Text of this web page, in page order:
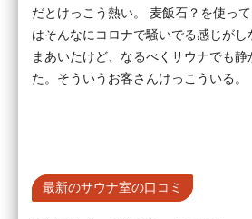
だとけっこう熱い。 麦飯石？を使っ
はそんなにコロナで騒いでる感じが
まあいたけど、なるべくサウナでも静
た。そういうお客さんけっこういる。
最新のサウナ室の口コミ